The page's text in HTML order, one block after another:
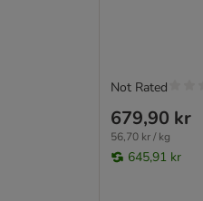
679,90 kr
56,70 kr / kg
645,91 kr
Not Rated